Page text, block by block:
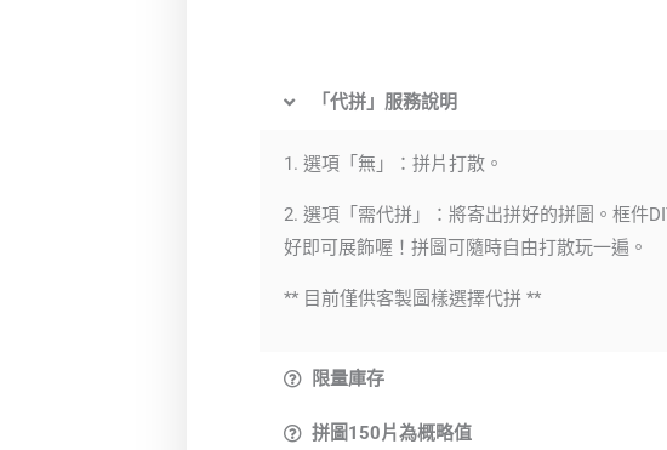
「代拼」服務說明
1. 選項「無」：拼片打散。
2. 選項「需代拼」：將寄出拼好的拼圖。框件
好即可展飾喔！拼圖可隨時自由打散玩一遍。
** 目前僅供客製圖樣選擇代拼 **
限量庫存
拼圖150片為概略值